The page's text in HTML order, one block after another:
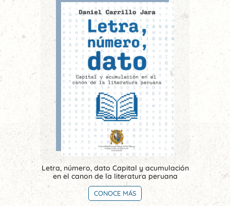
Letra, número, dato Capital y acumulación
en el canon de la literatura peruana
CONOCE MÁS